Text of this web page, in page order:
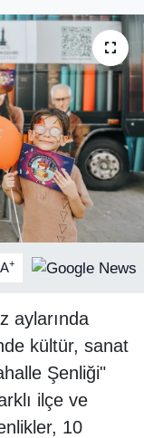
A+
aylarında
kültür, sanat
Şenliği"
ilçe ve
10